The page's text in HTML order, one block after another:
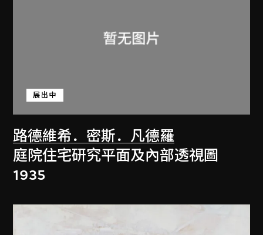
路德維希．密斯．凡德羅
展出中
庭院住宅研究平面及內部透視圖
1935